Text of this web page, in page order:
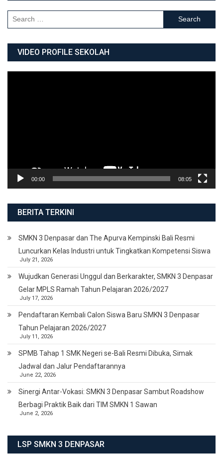
Search for:
VIDEO PROFILE SEKOLAH
00:00 08:05
BERITA TERKINI
SMKN 3 Denpasar dan The Apurva Kempinski Bali Resmi
Luncurkan Kelas Industri untuk Tingkatkan Kompetensi Siswa
July 21, 2026
Wujudkan Generasi Unggul dan Berkarakter, SMKN 3 Denpasar
Gelar MPLS Ramah Tahun Pelajaran 2026/2027
July 17, 2026
Pendaftaran Kembali Calon Siswa Baru SMKN 3 Denpasar
Tahun Pelajaran 2026/2027
July 11, 2026
SPMB Tahap 1 SMK Negeri se-Bali Resmi Dibuka, Simak
Jadwal dan Jalur Pendaftarannya
June 22, 2026
Sinergi Antar-Vokasi: SMKN 3 Denpasar Sambut Roadshow
Berbagi Praktik Baik dari TIM SMKN 1 Sawan
June 2, 2026
LSP SMKN 3 DENPASAR